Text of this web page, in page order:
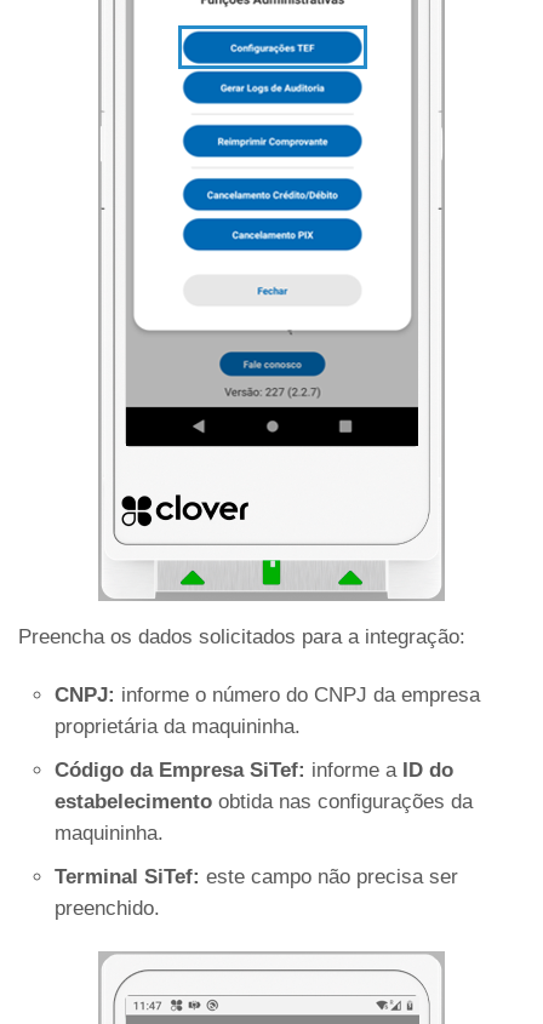
Preencha os dados solicitados para a integração:
CNPJ: informe o número do CNPJ da empresa
proprietária da maquininha.
Código da Empresa SiTef: informe aID do
estabelecimento obtida nas configurações da
maquininha.
Terminal SiTef: este campo não precisa ser
preenchido.